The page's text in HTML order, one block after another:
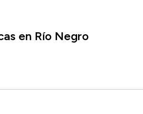
en Río Negro